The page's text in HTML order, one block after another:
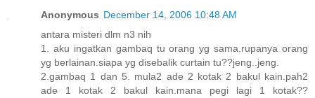
Anonymous December 14, 2006 10:48 AM
antara misteri dlm n3 nih
1. aku ingatkan gambaq tu orang yg sama.rupanya orang
yg berlainan.siapa yg disebalik curtain tu??jeng..jeng.
2.gambaq 1 dan 5. mula2 ade 2 kotak 2 bakul kain.pah2
ade 1 kotak 2 bakul kain.mana pegi lagi 1 kotak??